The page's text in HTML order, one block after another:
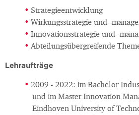
Strategieentwicklung
Wirkungsstrategie und -
Innovationsstrategie und -
Abteilungsübergreifende
Lehraufträge
2009 - 2022: im Bachelor
und im Master Innovation
Eindhoven University of